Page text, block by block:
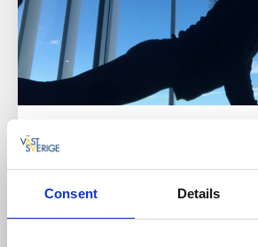
Consent Details